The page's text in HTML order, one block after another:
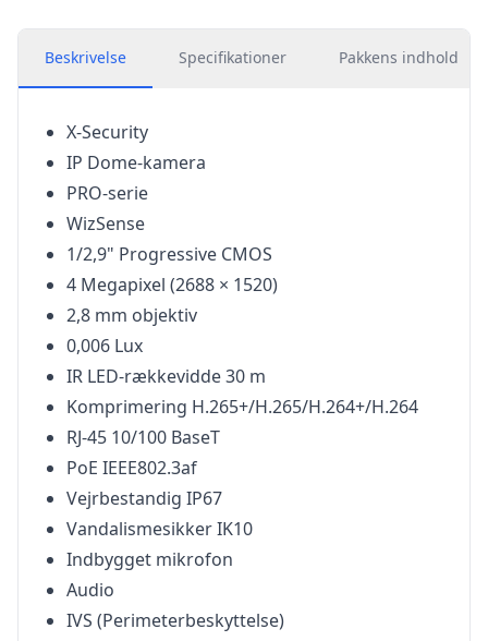
Beskrivelse Specifikationer Pakkens indhold
X-Security
IP Dome-kamera
PRO-serie
WizSense
1/2,9" Progressive CMOS
4 Megapixel (2688 × 1520)
2,8 mm objektiv
0,006 Lux
IR LED-rækkevidde 30 m
Komprimering H.265+/H.265/H.264+/H.264
RJ-45 10/100 BaseT
PoE IEEE802.3af
Vejrbestandig IP67
Vandalismesikker IK10
Indbygget mikrofon
Audio
IVS (Perimeterbeskyttelse)